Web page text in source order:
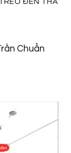
Chuẩn